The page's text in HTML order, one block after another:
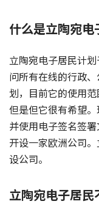
什么是立陶宛电
立陶宛电子居民计
问所有在线的行政
划，目前它的使用范
但是但它很有希望。
并使用电子签名签
开设一家欧洲公司
设公司。
立陶宛电子居民